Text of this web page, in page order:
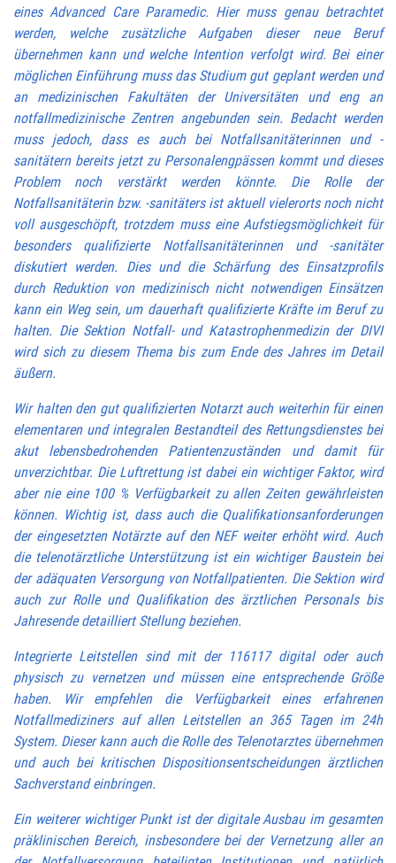
eines Advanced Care Paramedic. Hier muss genau betrachtet
werden, welche zusätzliche Aufgaben dieser neue Beruf
übernehmen kann und welche Intention verfolgt wird. Bei einer
möglichen Einführung muss das Studium gut geplant werden und
an medizinischen Fakultäten der Universitäten und eng an
notfallmedizinische Zentren angebunden sein. Bedacht werden
muss jedoch, dass es auch bei Notfallsanitäterinnen und -
sanitätern bereits jetzt zu Personalengpässen kommt und dieses
Problem noch verstärkt werden könnte. Die Rolle der
Notfallsanitäterin bzw. -sanitäters ist aktuell vielerorts noch nicht
voll ausgeschöpft, trotzdem muss eine Aufstiegsmöglichkeit für
besonders qualifizierte Notfallsanitäterinnen und -sanitäter
diskutiert werden. Dies und die Schärfung des Einsatzprofils
durch Reduktion von medizinisch nicht notwendigen Einsätzen
kann ein Weg sein, um dauerhaft qualifizierte Kräfte im Beruf zu
halten. Die Sektion Notfall- und Katastrophenmedizin der DIVI
wird sich zu diesem Thema bis zum Ende des Jahres im Detail
äußern.
Wir halten den gut qualifizierten Notarzt auch weiterhin für einen
elementaren und integralen Bestandteil des Rettungsdienstes bei
akut lebensbedrohenden Patientenzuständen und damit für
unverzichtbar. Die Luftrettung ist dabei ein wichtiger Faktor, wird
aber nie eine 100 % Verfügbarkeit zu allen Zeiten gewährleisten
können. Wichtig ist, dass auch die Qualifikationsanforderungen
der eingesetzten Notärzte auf den NEF weiter erhöht wird. Auch
die telenotärztliche Unterstützung ist ein wichtiger Baustein bei
der adäquaten Versorgung von Notfallpatienten. Die Sektion wird
auch zur Rolle und Qualifikation des ärztlichen Personals bis
Jahresende detailliert Stellung beziehen.
Integrierte Leitstellen sind mit der 116117 digital oder auch
physisch zu vernetzen und müssen eine entsprechende Größe
haben. Wir empfehlen die Verfügbarkeit eines erfahrenen
Notfallmediziners auf allen Leitstellen an 365 Tagen im 24h
System. Dieser kann auch die Rolle des Telenotarztes übernehmen
und auch bei kritischen Dispositionsentscheidungen ärztlichen
Sachverstand einbringen.
Ein weiterer wichtiger Punkt ist der digitale Ausbau im gesamten
präklinischen Bereich, insbesondere bei der Vernetzung aller an